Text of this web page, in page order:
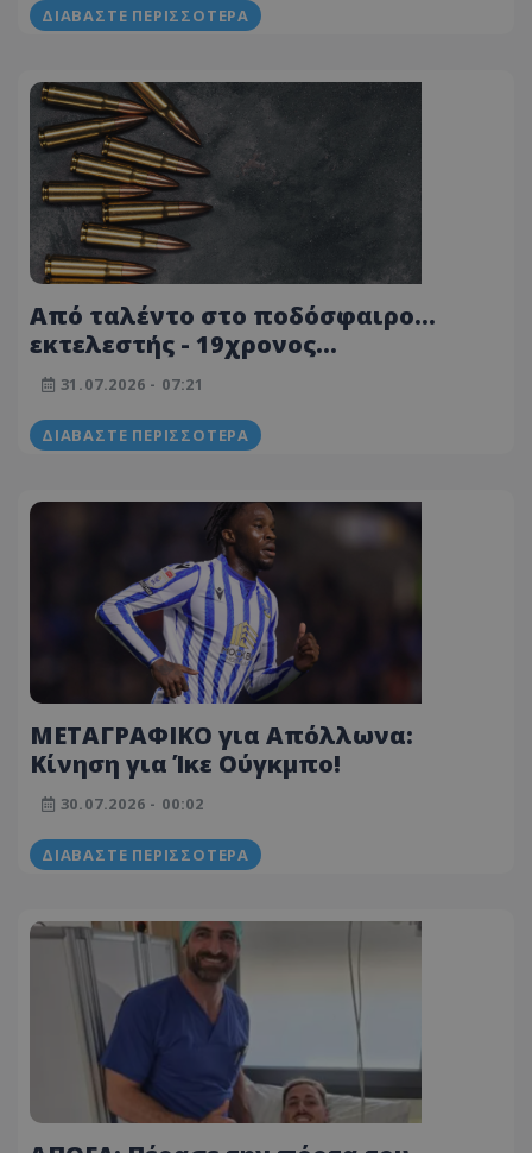
ΔΙΑΒΆΣΤΕ ΠΕΡΙΣΣΌΤΕΡΑ
Από ταλέντο στο ποδόσφαιρο...
εκτελεστής - 19χρονος
στρατολογήθηκε για να εκτελέσει
συμβόλαιο θανάτου 25 χιλιάδων
ευρώ
31.07.2026 - 07:21
ΔΙΑΒΆΣΤΕ ΠΕΡΙΣΣΌΤΕΡΑ
ΜΕΤΑΓΡΑΦΙΚΟ για Απόλλωνα:
Κίνηση για Ίκε Ούγκμπο!
30.07.2026 - 00:02
ΔΙΑΒΆΣΤΕ ΠΕΡΙΣΣΌΤΕΡΑ